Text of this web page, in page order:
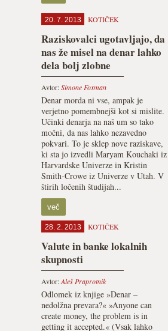
20. 7. 2013 KOTIČEK
Raziskovalci ugotavljajo, da
nas že misel na denar lahko
dela bolj zlobne
Avtor:Simone Foxman
Denar morda ni vse, ampak je
verjetno pomembnejši kot si mislite.
Učinki denarja na naš um so tako
močni, da nas lahko nezavedno
pokvari. To je sklep nove raziskave,
ki sta jo izvedli Maryam Kouchaki iz
Harvardske Univerze in Kristin
Smith-Crowe iz Univerze v Utah. V
štirih ločenih študijah...
več
28. 2. 2013 KOTIČEK
Valute in banke lokalnih
skupnosti
Avtor:Aleš Praprotnik
Odlomek iz knjige »Denar –
nedolžna prevara?« »Anyone can
create money, the problem is in
getting it accepted.« (Vsak lahko